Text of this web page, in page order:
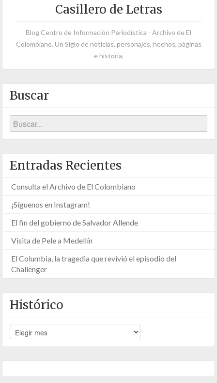
Casillero de Letras
Blog Centro de Información Periodística - Archivo de El
Colombiano. Un Siglo de noticias, personajes, hechos, páginas
e historia.
Buscar
Entradas Recientes
Consulta el Archivo de El Colombiano
¡Síguenos en Instagram!
El fin del gobierno de Salvador Allende
Visita de Pele a Medellín
El Columbia, la tragedia que revivió el episodio del
Challenger
Histórico